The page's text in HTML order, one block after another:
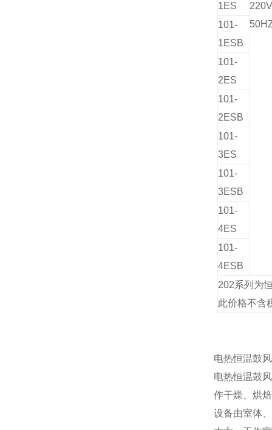
220V
1ES
101-
1ESB
101-
2ES
101-
2ESB
101-
3ES
101-
3ESB
101-
4ES
101-
4ESB
202系列为
此价格不含
电热恒温鼓
电热恒温鼓
作干燥、烘
设备由室体